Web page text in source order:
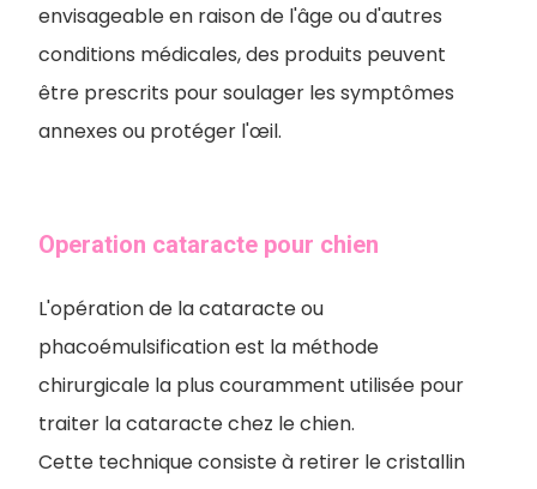
envisageable en raison de l'âge ou d'autres
conditions médicales, des produits peuvent
être prescrits pour soulager les symptômes
annexes ou protéger l'œil.
Operation cataracte pour chien
L'opération de la cataracte ou
phacoémulsification est la méthode
chirurgicale la plus couramment utilisée pour
traiter la cataracte chez le chien.
Cette technique consiste à retirer le cristallin